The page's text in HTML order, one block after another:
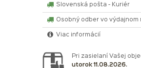
Slovenská pošta - Kuriér
Osobný odber vo výdajnom
Viac informácií
Pri zasielaní Vašej
utorok 11.08.2026.